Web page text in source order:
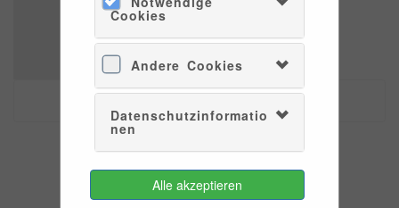
Cookies
Andere Cookies
Datenschutzinformatio
nen
Alle akzeptieren
Es konnten leider keine Tarife
gefunden werden.